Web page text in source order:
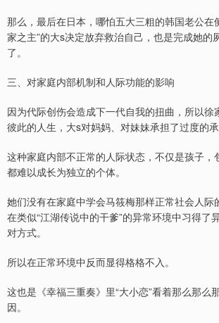
那么，最后在日本，哪怕五大三粗的韩国老公在
家之主”的大s决定放弃救治自己，也是完成她的
了。
三、对家庭内部机制和人际功能的影响
因为代际创伤会造成下一代自我的扭曲，所以徐
彼此的人生，大s对妈妈、对妹妹承担了过度的承
这种家庭内部不正常的人际状态，不仅是孩子，
都难以成长为独立的个体。
她们没有在家庭中学会马筱梅那样正常社会人际
在类似“江湖传说中的干爹”的异常环境中习得了
对方式。
所以在正常环境中反而显得格格不入。
这也是《幸福三重奏》里“大小恋”看着那么那么
因。